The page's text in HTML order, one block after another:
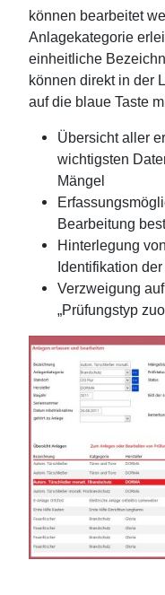
können bearbeitet
Anlagekategorie
einheitliche
können direkt in der
auf die blaue Taste
Übersicht aller
wichtigsten
Mängel
Bearbeitung
Hinterlegung
Identifikation
Verzweigung
„Prüfungstyp